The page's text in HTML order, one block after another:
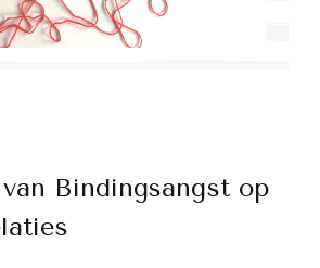
Bindingsangst op